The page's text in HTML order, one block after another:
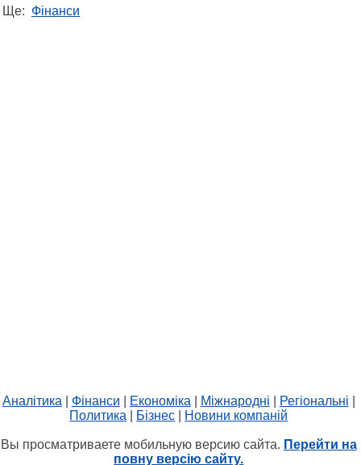
Ще: Фінанси
Аналітика Фінанси Економіка Міжнародні Регіональні
Политика
Бізнес Новини компаній
Вы просматриваете мобильную версию сайта. Перейти на
повну версію сайту.